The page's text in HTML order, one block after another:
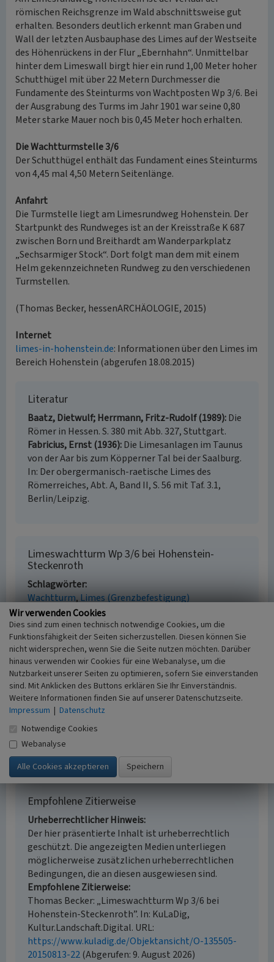
römischen Reichsgrenze im Wald abschnittsweise gut
erhalten. Besonders deutlich erkennt man Graben und
Wall der letzten Ausbauphase des Limes auf der Westseite
des Höhenrückens in der Flur „Ebernhahn“. Unmittelbar
hinter dem Limeswall birgt hier ein rund 1,00 Meter hoher
Schutthügel mit über 22 Metern Durchmesser die
Fundamente des Steinturms von Wachtposten Wp 3/6. Bei
der Ausgrabung des Turms im Jahr 1901 war seine 0,80
Meter starke Mauer noch bis 0,45 Meter hoch erhalten.
Die Wachtturmstelle 3/6
Der Schutthügel enthält das Fundament eines Steinturms
von 4,45 mal 4,50 Metern Seitenlänge.
Anfahrt
Die Turmstelle liegt am Limesrundweg Hohenstein. Der
Startpunkt des Rundweges ist an der Kreisstraße K 687
zwischen Born und Breithardt am Wanderparkplatz
„Sechsarmiger Stock“. Dort folgt man dem mit einem
Helm gekennzeichneten Rundweg zu den verschiedenen
Turmstellen.
(Thomas Becker, hessenARCHÄOLOGIE, 2015)
Internet
limes-in-hohenstein.de: Informationen über den Limes im
Bereich Hohenstein (abgerufen 18.08.2015)
Literatur
Baatz, Dietwulf; Herrmann, Fritz-Rudolf (1989) Die
Römer in Hessen. S. 380 mit Abb. 327, Stuttgart.
Fabricius, Ernst (1936) Die Limesanlagen im Taunus
von der Aar bis zum Köpperner Tal bei der Saalburg.
In: Der obergermanisch-raetische Limes des
Römerreiches, Abt. A, Band II, S. 56 mit Taf. 3.1,
Berlin/Leipzig.
Limeswachtturm Wp 3/6 bei Hohenstein-
Steckenroth
Schlagwörter
Wachtturm Limes (Grenzbefestigung)
Gesetzlich geschütztes Kulturdenkmal
Kulturdenkmal gem. § 2 DSchG Hessen
Fachsicht(en)
Archäologie, Denkmalpflege
Erfassungsmaßstab
Keine Angabe
Erfassungsmethode
Archäologische Grabung, Archäologische
Prospektion
Historischer Zeitraum
Beginn 150, Ende 260
Empfohlene Zitierweise
Urheberrechtlicher Hinweis
Der hier präsentierte Inhalt ist urheberrechtlich
geschützt. Die angezeigten Medien unterliegen
möglicherweise zusätzlichen urheberrechtlichen
Bedingungen, die an diesen ausgewiesen sind.
Empfohlene Zitierweise
Thomas Becker: „Limeswachtturm Wp 3/6 bei
Hohenstein-Steckenroth”. In: KuLaDig,
Kultur.Landschaft.Digital. URL:
https://www.kuladig.de/Objektansicht/O-135505-
20150813-22(Abgerufen: 9. August 2026)
Wir verwenden Cookies
Dies sind zum einen technisch notwendige Cookies, um die
Funktionsfähigkeit der Seiten sicherzustellen. Diesen können Sie
nicht widersprechen, wenn Sie die Seite nutzen möchten. Darüber
hinaus verwenden wir Cookies für eine Webanalyse, um die
Nutzbarkeit unserer Seiten zu optimieren, sofern Sie einverstanden
sind. Mit Anklicken des Buttons erklären Sie Ihr Einverständnis.
Weitere Informationen finden Sie auf unserer Datenschutzseite.
Impressum | Datenschutz
Notwendige Cookies
Webanalyse